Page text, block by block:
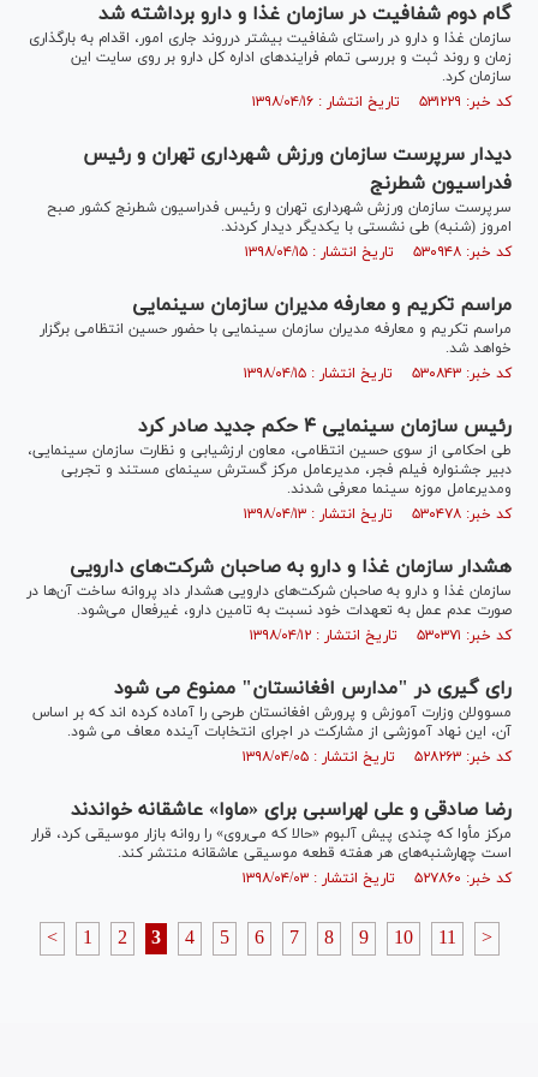
گام دوم شفافیت در سازمان غذا و دارو برداشته شد
سازمان غذا و دارو در راستای شفافیت بیشتر درروند جاری امور، اقدام به بارگذاری
زمان و روند ثبت و بررسی تمام فرایند‌های اداره کل دارو بر روی سایت این
سازمان کرد.
کد خبر: ۵۳۱۲۲۹ تاریخ انتشار : ۱۳۹۸/۰۴/۱۶
دیدار سرپرست سازمان ورزش شهرداری تهران و رئیس
فدراسیون شطرنج
سرپرست سازمان ورزش شهرداری تهران و رئیس فدراسیون شطرنج کشور صبح
امروز (شنبه) طی نشستی با یکدیگر دیدار کردند.
کد خبر: ۵۳۰۹۴۸ تاریخ انتشار : ۱۳۹۸/۰۴/۱۵
مراسم تکریم و معارفه مدیران سازمان سینمایی
مراسم تکریم و معارفه مدیران سازمان سینمایی با حضور حسین انتظامی برگزار
خواهد شد.
کد خبر: ۵۳۰۸۴۳ تاریخ انتشار : ۱۳۹۸/۰۴/۱۵
رئیس سازمان سینمایی ۴ حکم جدید صادر کرد
طی احکامی از سوی حسین انتظامی، معاون ارزشیابی و نظارت سازمان سینمایی،
دبیر جشنواره فیلم فجر، مدیرعامل مرکز گسترش سینمای مستند و تجربی
ومدیرعامل موزه سینما معرفی شدند.
کد خبر: ۵۳۰۴۷۸ تاریخ انتشار : ۱۳۹۸/۰۴/۱۳
هشدار سازمان غذا و دارو به صاحبان شرکت‌های دارویی
سازمان غذا و دارو به صاحبان شرکت‌های دارویی هشدار داد پروانه ساخت آن‌ها در
صورت عدم عمل به تعهدات خود نسبت به تامین دارو، غیرفعال می‌شود.
کد خبر: ۵۳۰۳۷۱ تاریخ انتشار : ۱۳۹۸/۰۴/۱۲
رای گیری در "مدارس افغانستان" ممنوع می شود
مسوولان وزارت آموزش و پرورش افغانستان طرحی را آماده کرده اند که بر اساس
آن، این نهاد آموزشی از مشارکت در اجرای انتخابات آینده معاف می شود.
کد خبر: ۵۲۸۲۶۳ تاریخ انتشار : ۱۳۹۸/۰۴/۰۵
رضا صادقی و علی لهراسبی برای «ماوا» عاشقانه خواندند
مرکز مأوا که چندی پیش آلبوم «حالا که می‌روی» را روانه بازار موسیقی کرد، قرار
است چهارشنبه‌های هر هفته قطعه موسیقی عاشقانه منتشر کند.
کد خبر: ۵۲۷۸۶۰ تاریخ انتشار : ۱۳۹۸/۰۴/۰۳
< 1 2 3 4 5 6 7 8 9 10 11 >